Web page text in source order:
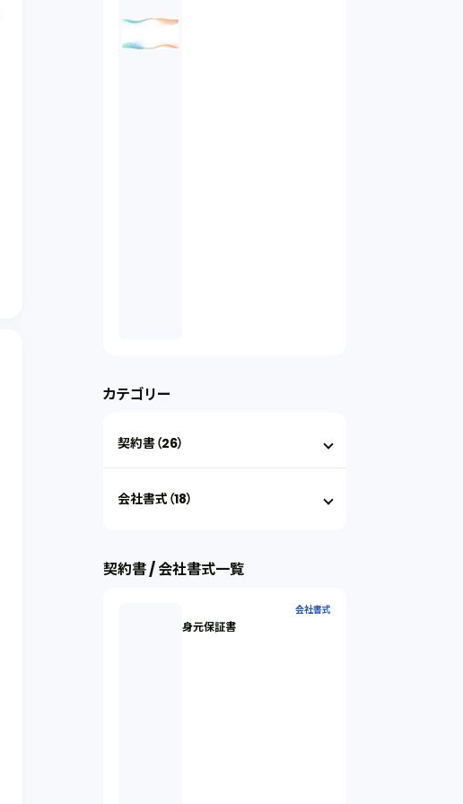
カテゴリー
契約書（26）
会社書式（18）
契約書 / 会社書式一覧
会社書式
身元保証書